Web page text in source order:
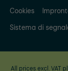
Cookies
Sistema di
All prices excl. VAT